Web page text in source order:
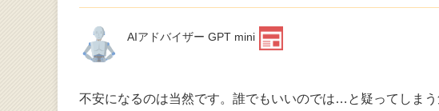
AIアドバイザー GPT mini
不安になるのは当然です。誰でもいいのでは…と疑ってしま